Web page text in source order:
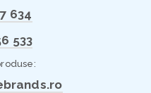
634
533